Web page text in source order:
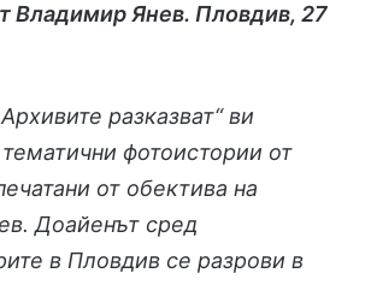
Владимир Янев. Пловдив, 27
разказват“ ви
фотоистории от
от обектива на
Доайенът сред
в Пловдив се разрови в